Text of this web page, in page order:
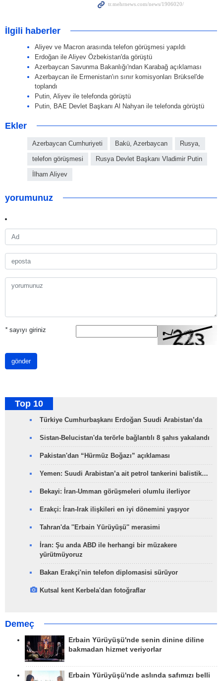
İlgili haberler
Aliyev ve Macron arasında telefon görüşmesi yapıldı
Erdoğan ile Aliyev Özbekistan'da görüştü
Azerbaycan Savunma Bakanlığı'ndan Karabağ açıklaması
Azerbaycan ile Ermenistan'ın sınır komisyonları Brüksel'de
toplandı
Putin, Aliyev ile telefonda görüştü
Putin, BAE Devlet Başkanı Al Nahyan ile telefonda görüştü
Ekler
Azerbaycan Cumhuriyeti Bakü, Azerbaycan Rusya,
telefon görüşmesi Rusya Devlet Başkanı Vladimir Putin
İlham Aliyev
yorumunuz
*sayıyı giriniz
gönder
Top 10
Türkiye Cumhurbaşkanı Erdoğan Suudi Arabistan’da
Sistan-Belucistan'da terörle bağlantılı 8 şahıs yakalandı
Pakistan'dan “Hürmüz Boğazı” açıklaması
Yemen: Suudi Arabistan’a ait petrol tankerini balistik…
Bekayi: İran-Umman görüşmeleri olumlu ilerliyor
Erakçi: İran-Irak ilişkileri en iyi dönemini yaşıyor
Tahran'da ''Erbain Yürüyüşü'' merasimi
İran: Şu anda ABD ile herhangi bir müzakere
yürütmüyoruz
Bakan Erakçi'nin telefon diplomasisi sürüyor
Kutsal kent Kerbela'dan fotoğraflar
Demeç
Erbain Yürüyüşü'nde senin dinine diline
bakmadan hizmet veriyorlar
Erbain Yürüyüşü'nde aslında safımızı belli